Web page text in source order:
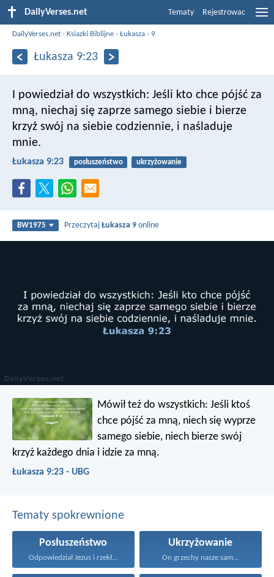
DailyVerses.net Tematy Rejestrowac
DailyVerses.net ›Ksiazki Biblijne ›Łukasza › 9
Łukasza 9:23
I powiedział do wszystkich: Jeśli kto chce pójść za
mną, niechaj się zaprze samego siebie i bierze
krzyż swój na siebie codziennie, i naśladuje
mnie.
Łukasza 9:23 posłuszeństwo ukrzyżowanie
BW1975 PrzeczytajŁukasza 9 online
Mówił też do wszystkich: Jeśli ktoś
chce pójść za mną, niech się wyprze
samego siebie, niech bierze swój
krzyż każdego dnia i idzie za mną.
Łukasza 9:23 - UBG
Tematy spokrewnione
Posłuszeństwo
Odpowiedział Jezus i rzekł...
Ukrzyżowanie
On grzechy nasze sam...